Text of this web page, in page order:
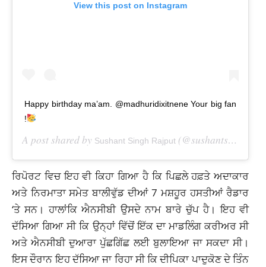
View this post on Instagram
Happy birthday ma’am. @madhuridixitnene Your big fan
!
A post shared by Sushant Singh Rajput (@sushantsinghrajput) on
ਰਿਪੋਰਟ ਵਿਚ ਇਹ ਵੀ ਕਿਹਾ ਗਿਆ ਹੈ ਕਿ ਪਿਛਲੇ ਹਫ਼ਤੇ ਅਦਾਕਾਰ
ਅਤੇ ਨਿਰਮਾਤਾ ਸਮੇਤ ਬਾਲੀਵੁੱਡ ਦੀਆਂ 7 ਮਸ਼ਹੂਰ ਹਸਤੀਆਂ ਰੈਡਾਰ
‘ਤੇ ਸਨ। ਹਾਲਾਂਕਿ ਐਨਸੀਬੀ ਉਸਦੇ ਨਾਮ ਬਾਰੇ ਚੁੱਪ ਹੈ। ਇਹ ਵੀ
ਦੱਸਿਆ ਗਿਆ ਸੀ ਕਿ ਉਨ੍ਹਾਂ ਵਿੱਚੋਂ ਇੱਕ ਦਾ ਮਾਡਲਿੰਗ ਕਰੀਅਰ ਸੀ
ਅਤੇ ਐਨਸੀਬੀ ਦੁਆਰਾ ਪੁੱਛਗਿੱਛ ਲਈ ਬੁਲਾਇਆ ਜਾ ਸਕਦਾ ਸੀ।
ਇਸ ਦੌਰਾਨ ਇਹ ਦੱਸਿਆ ਜਾ ਰਿਹਾ ਸੀ ਕਿ ਦੀਪਿਕਾ ਪਾਦੁਕੋਣ ਦੇ ਤਿੰਨ